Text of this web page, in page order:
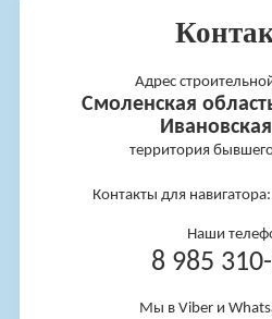
Адрес
Смоленская
территория
Контакты для навигатора:
Наши
8 985
Мы в Viber и